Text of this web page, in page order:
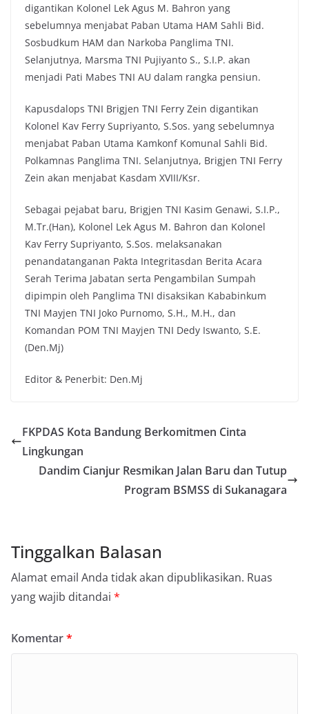
digantikan Kolonel Lek Agus M. Bahron yang
sebelumnya menjabat Paban Utama HAM Sahli Bid.
Sosbudkum HAM dan Narkoba Panglima TNI.
Selanjutnya, Marsma TNI Pujiyanto S., S.I.P. akan
menjadi Pati Mabes TNI AU dalam rangka pensiun.
Kapusdalops TNI Brigjen TNI Ferry Zein digantikan
Kolonel Kav Ferry Supriyanto, S.Sos. yang sebelumnya
menjabat Paban Utama Kamkonf Komunal Sahli Bid.
Polkamnas Panglima TNI. Selanjutnya, Brigjen TNI Ferry
Zein akan menjabat Kasdam XVIII/Ksr.
Sebagai pejabat baru, Brigjen TNI Kasim Genawi, S.I.P.,
M.Tr.(Han), Kolonel Lek Agus M. Bahron dan Kolonel
Kav Ferry Supriyanto, S.Sos. melaksanakan
penandatanganan Pakta Integritasdan Berita Acara
Serah Terima Jabatan serta Pengambilan Sumpah
dipimpin oleh Panglima TNI disaksikan Kababinkum
TNI Mayjen TNI Joko Purnomo, S.H., M.H., dan
Komandan POM TNI Mayjen TNI Dedy Iswanto, S.E.
(Den.Mj)
Editor & Penerbit: Den.Mj
FKPDAS Kota Bandung Berkomitmen Cinta
Lingkungan
Dandim Cianjur Resmikan Jalan Baru dan Tutup
Program BSMSS di Sukanagara
Tinggalkan Balasan
Alamat email Anda tidak akan dipublikasikan. Ruas
yang wajib ditandai *
Komentar*